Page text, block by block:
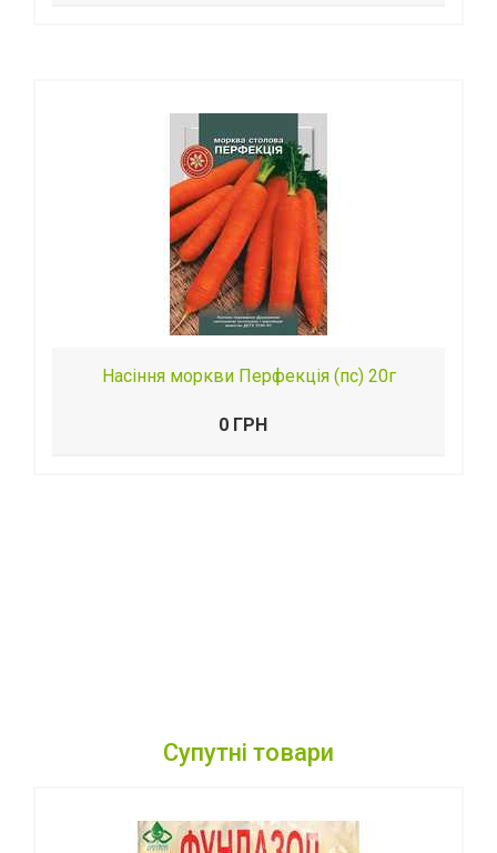
Насіння моркви Перфекція (пс) 20г
0 ГРН
Супутні товари